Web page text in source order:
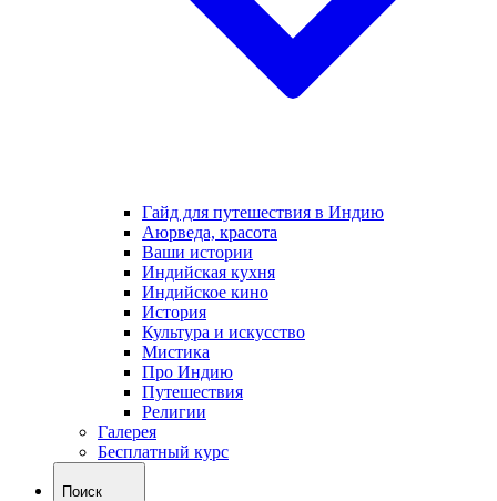
Гайд для путешествия в Индию
Аюрведа, красота
Ваши истории
Индийская кухня
Индийское кино
История
Культура и искусство
Мистика
Про Индию
Путешествия
Религии
Галерея
Бесплатный курс
Поиск